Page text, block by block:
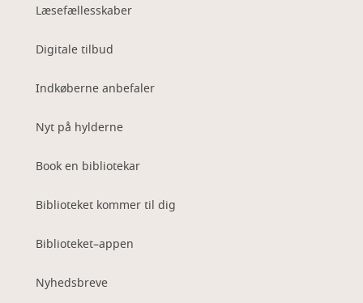
Læsefællesskaber
Digitale tilbud
Indkøberne anbefaler
Nyt på hylderne
Book en bibliotekar
Biblioteket kommer til dig
Biblioteket–appen
Nyhedsbreve